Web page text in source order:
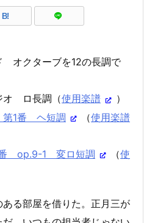
B!
オクターブを12の長調で
オ ロ長調（使用楽譜
）
1番 ヘ短調 （使用楽譜
op.9-1 変ロ短調 （使
る部屋を借りた。正月三が